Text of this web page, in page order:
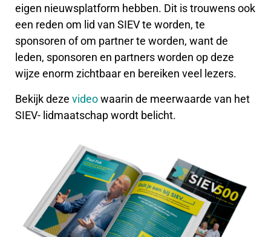
eigen nieuwsplatform hebben. Dit is trouwens ook
een reden om lid van SIEV te worden, te
sponsoren of om partner te worden, want de
leden, sponsoren en partners worden op deze
wijze enorm zichtbaar en bereiken veel lezers.
Bekijk deze videowaarin de meerwaarde van het
SIEV- lidmaatschap wordt belicht.